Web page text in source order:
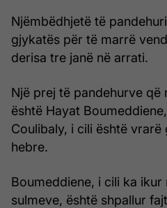
Njëmbëdhjetë të
gjykatës për të marrë
derisa tre janë në arrati.
Një prej të pandehurve që
është Hayat
Coulibaly, i cili është
hebre.
Boumeddiene, i cili ka ikur
sulmeve, është shpallur